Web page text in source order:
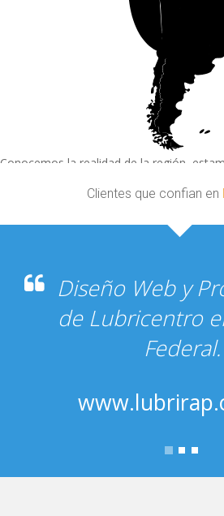
Conocemos la realidad de la región,
Clientes que confian en
Diseño Web
empresa de